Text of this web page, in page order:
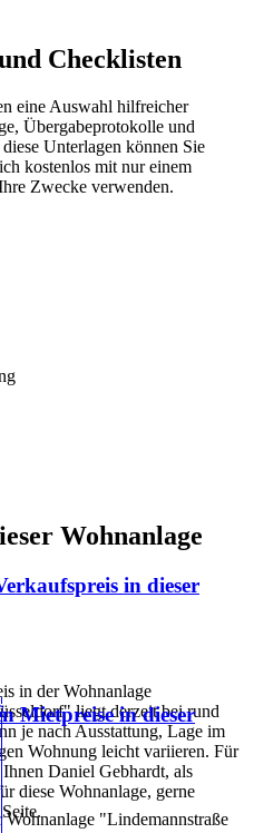
Checklisten
eine Auswahl hilfreicher
Übergabeprotokolle und
Unterlagen können Sie
kostenlos mit nur einem
Zwecke verwenden.
Wohnanlage
in dieser
in der Wohnanlage
liegt derzeit bei rund
je nach Ausstattung, Lage im
Wohnung leicht variieren. Für
Daniel Gebhardt, als
diese Wohnanlage, gerne
Mietpreise in dieser
"Lindemannstraße